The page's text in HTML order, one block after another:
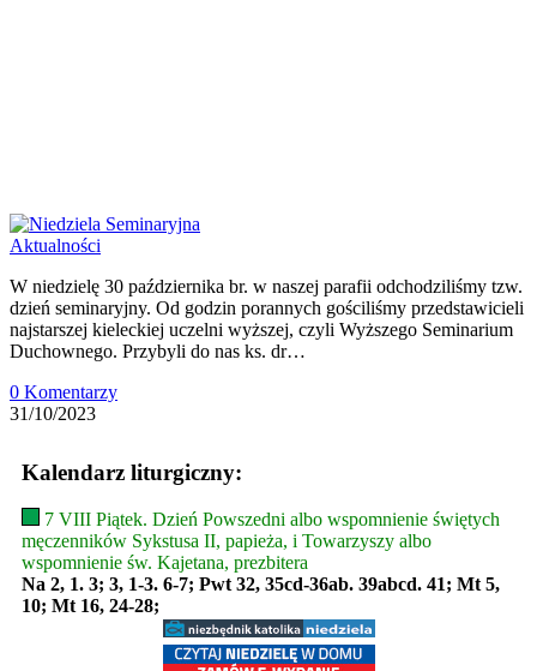
Aktualności
W niedzielę 30 października br. w naszej parafii odchodziliśmy tzw.
dzień seminaryjny. Od godzin porannych gościliśmy przedstawicieli
najstarszej kieleckiej uczelni wyższej, czyli Wyższego Seminarium
Duchownego. Przybyli do nas ks. dr…
0 Komentarzy
31/10/2023
Kalendarz liturgiczny:
7 VIII Piątek. Dzień Powszedni albo wspomnienie świętych
męczenników Sykstusa II, papieża, i Towarzyszy albo
wspomnienie św. Kajetana, prezbitera
Na 2, 1. 3; 3, 1-3. 6-7; Pwt 32, 35cd-36ab. 39abcd. 41; Mt 5,
10; Mt 16, 24-28;